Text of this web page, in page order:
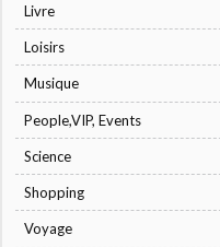
Livre
Loisirs
Musique
People,VIP, Events
Science
Shopping
Voyage